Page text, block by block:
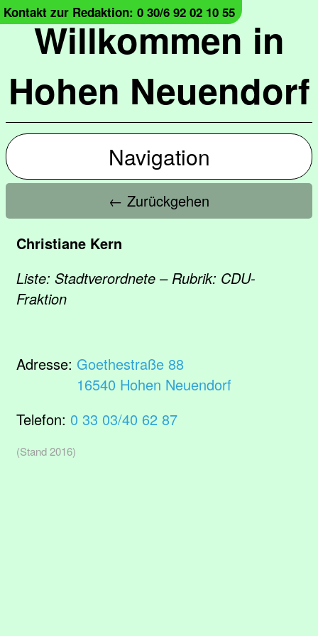
Willkommen in
Hohen Neuendorf
Kontakt zur Redaktion: 0 30/6 92 02 10 55
Navigation
← Zurückgehen
Christiane Kern
Liste: Stadtverordnete – Rubrik: CDU-
Fraktion
Adresse: Goethestraße 88
16540 Hohen Neuendorf
Telefon: 0 33 03/40 62 87
(Stand 2016)